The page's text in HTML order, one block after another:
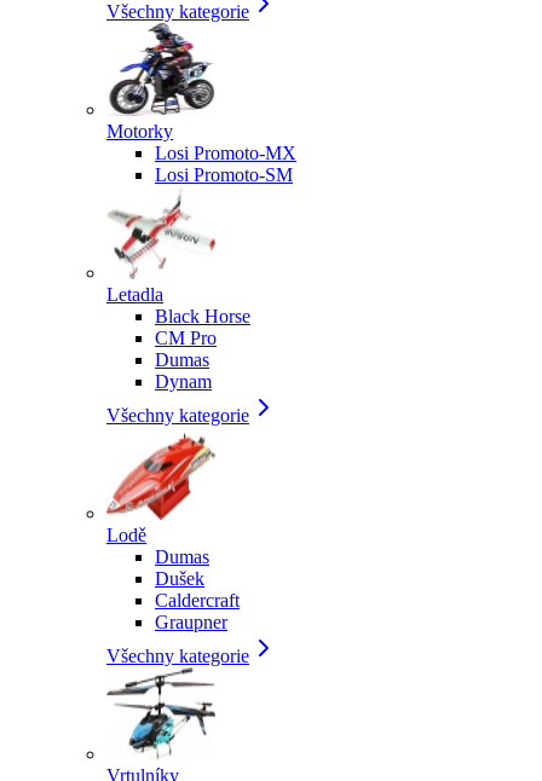
Všechny kategorie
Motorky
Losi Promoto-MX
Losi Promoto-SM
Letadla
Black Horse
CM Pro
Dumas
Dynam
Všechny kategorie
Lodě
Dumas
Dušek
Caldercraft
Graupner
Všechny kategorie
Vrtulníky